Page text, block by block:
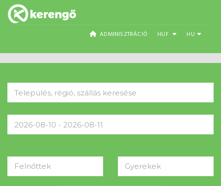
ADMINISZTRÁCIÓ HUF HU
Felnőttek Gyerekek